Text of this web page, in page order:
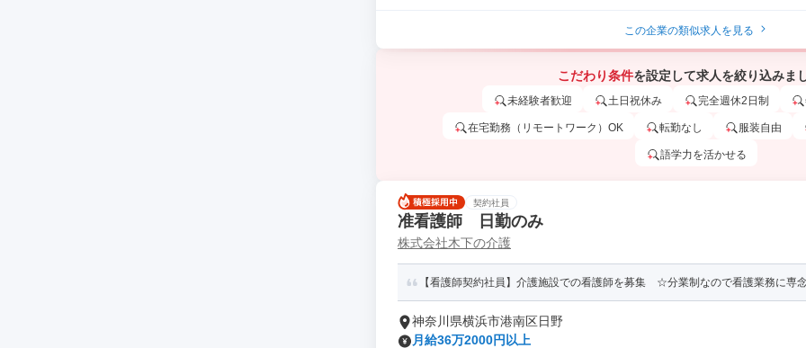
この企業の類似求人を見る
こだわり条件を設定して求人を絞り込みま
未経験者歓迎 土日祝休み 完全週休2日制
在宅勤務（リモートワーク）OK 転勤なし 服装自由
語学力を活かせる
契約社員
准看護師 日勤のみ
株式会社木下の介護
【看護師契約社員】介護施設での看護師を募集 ☆分業制なので看護業務に
神奈川県横浜市港南区日野
月給36万2000円以上